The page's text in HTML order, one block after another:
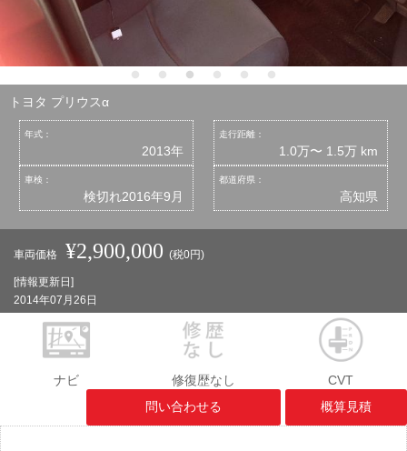
トヨタ プリウスα
年式：
2013年
走行距離：
1.0万〜 1.5万 km
車検：
検切れ2016年9月
都道府県：
高知県
車両価格 ¥2,900,000(税0円)
[情報更新日]
2014年07月26日
ナビ 修復歴なし
CVT
問い合わせる
概算見積